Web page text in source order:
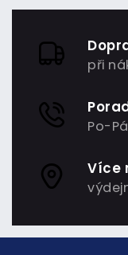
při
Po-
Více